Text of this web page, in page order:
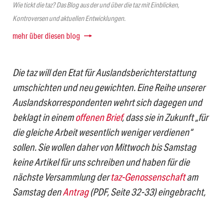
Wie tickt die taz? Das Blog aus der und über die taz mit Einblicken,
Kontroversen und aktuellen Entwicklungen.
mehr über diesen blog
Die taz will den Etat für Auslandsberichterstattung
umschichten und neu gewichten. Eine Reihe unserer
Auslandskorrespondenten wehrt sich dagegen und
beklagt in einemoffenen Brief, dass sie in Zukunft „für
die gleiche Arbeit wesentlich weniger verdienen“
sollen. Sie wollen daher von Mittwoch bis Samstag
keine Artikel für uns schreiben und haben für die
nächste Versammlung dertaz-Genossenschaftam
Samstag denAntrag(PDF, Seite 32-33) eingebracht,